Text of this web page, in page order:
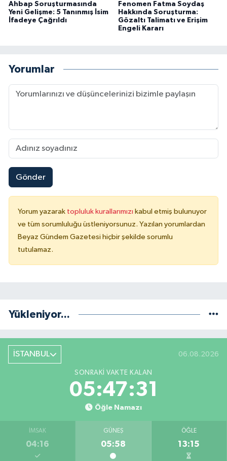
Ahbap Soruşturmasında
Yeni Gelişme: 5 Tanınmış İsim
İfadeye Çağrıldı
Fenomen Fatma Soydaş
Hakkında Soruşturma:
Gözaltı Talimatı ve Erişim
Engeli Kararı
Yorumlar
Gönder
Yorum yazarak topluluk kurallarımızı kabul etmiş bulunuyor
ve tüm sorumluluğu üstleniyorsunuz. Yazılan yorumlardan
Beyaz Gündem Gazetesi hiçbir şekilde sorumlu
tutulamaz.
Yükleniyor...
İSTANBUL 06.08.2026
SONRAKI VAKTE KALAN
05:47:30
Öğle Namazı
İMSAK
04:16
GÜNEŞ
05:58
ÖĞLE
13:15